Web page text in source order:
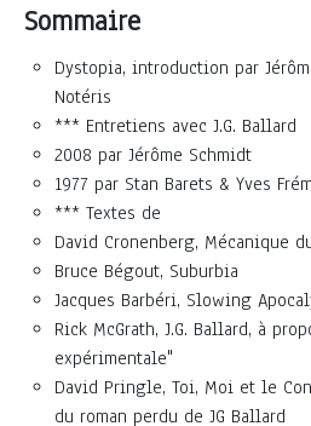
Sommaire
Dystopia, introduction par
Notéris
*** Entretiens avec J.G. Ballard
2008 par Jérôme Schmidt
1977 par Stan Barets & Yves
*** Textes de
David Cronenberg, Mécanique
Bruce Bégout, Suburbia
Jacques Barbéri, Slowing
Rick McGrath, J.G. Ballard, à
expérimentale"
David Pringle, Toi, Moi et le
du roman perdu de JG Ballard